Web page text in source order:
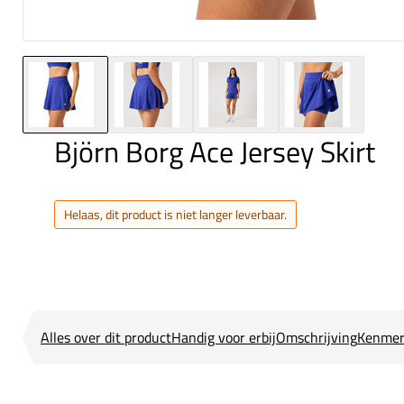
Björn Borg Ace Jersey Skirt
Helaas, dit product is niet langer leverbaar.
Alles over dit productHandig voor erbijOmschrijving